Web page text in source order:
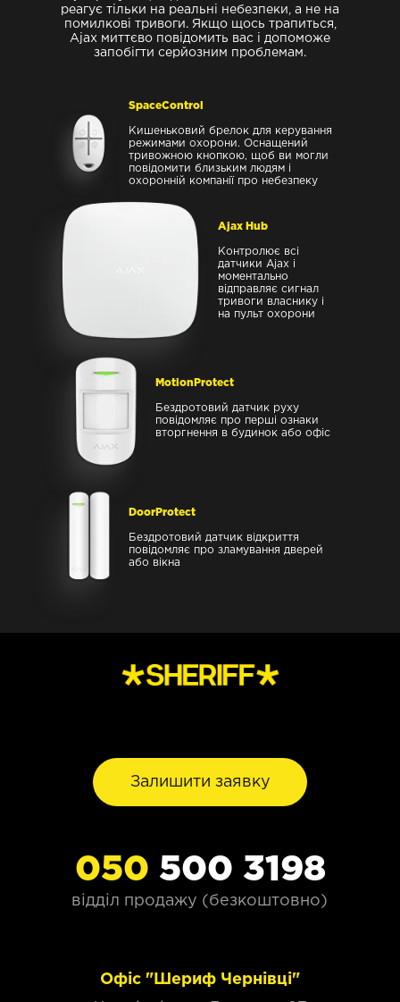
реагує тільки на реальні небезпеки, а не на
помилкові тривоги. Якщо щось трапиться,
Ajax миттєво повідомить вас і допоможе
запобігти серйозним проблемам.
SpaceControl
Кишеньковий брелок для керування
режимами охорони. Оснащений
тривожною кнопкою, щоб ви могли
повідомити близьким людям і
охоронній компанії про небезпеку
Ajax Hub
Контролює всі
датчики Ajax і
моментально
відправляє сигнал
тривоги власнику і
на пульт охорони
MotionProtect
Бездротовий датчик руху
повідомляє про перші ознаки
вторгнення в будинок або офіс
DoorProtect
Бездротовий датчик відкриття
повідомляє про зламування дверей
або вікна
відділ продажу (безкоштовно)
Офіс "Шериф Чернівці"
Залишити заявку
050 500 3198